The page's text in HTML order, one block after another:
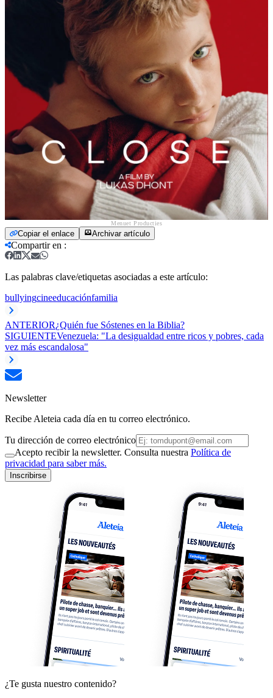
Menuet Producties
Copiar el enlace Archivar artículo
Compartir en :
Las palabras clave/etiquetas asociadas a este artículo:
bullyingcineeducaciónfamilia
ANTERIOR¿Quién fue Sóstenes en la Biblia?
SIGUIENTEVenezuela: "La desigualdad entre ricos y pobres, cada
vez más escandalosa"
Newsletter
Recibe Aleteia cada día en tu correo electrónico.
Tu dirección de correo electrónico
Acepto recibir la newsletter. Consulta nuestra Política de
privacidad para saber más.
Inscribirse
¿Te gusta nuestro contenido?